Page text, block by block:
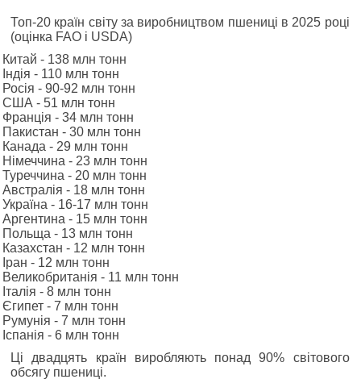
Топ-20 країн світу за виробництвом пшениці в 2025 році
(оцінка FAO і USDA)
Китай - 138 млн тонн
Індія - 110 млн тонн
Росія - 90-92 млн тонн
США - 51 млн тонн
Франція - 34 млн тонн
Пакистан - 30 млн тонн
Канада - 29 млн тонн
Німеччина - 23 млн тонн
Туреччина - 20 млн тонн
Австралія - 18 млн тонн
Україна - 16-17 млн тонн
Аргентина - 15 млн тонн
Польща - 13 млн тонн
Казахстан - 12 млн тонн
Іран - 12 млн тонн
Великобританія - 11 млн тонн
Італія - 8 млн тонн
Єгипет - 7 млн тонн
Румунія - 7 млн тонн
Іспанія - 6 млн тонн
Ці двадцять країн виробляють понад 90% світового
обсягу пшениці.